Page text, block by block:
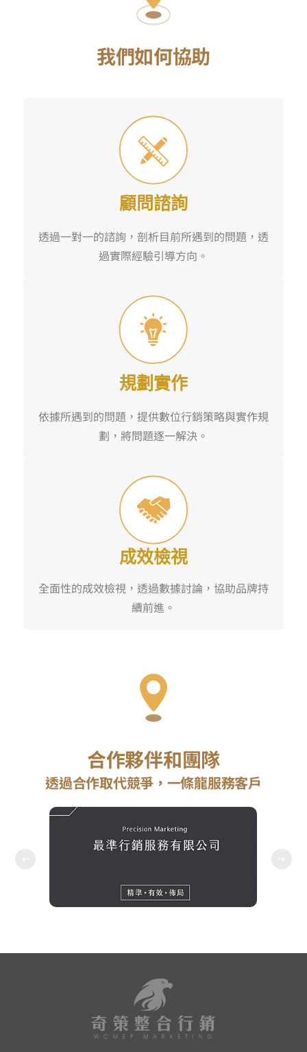
我們如何協助
顧問諮詢
透過一對一的諮詢，剖析目前所遇到的問題，透
過實際經驗引導方向。
規劃實作
依據所遇到的問題，提供數位行銷策略與實作規
劃，將問題逐一解決。
成效檢視
全面性的成效檢視，透過數據討論，協助品牌持
續前進。
合作夥伴和團隊
透過合作取代競爭，一條龍服務客戶